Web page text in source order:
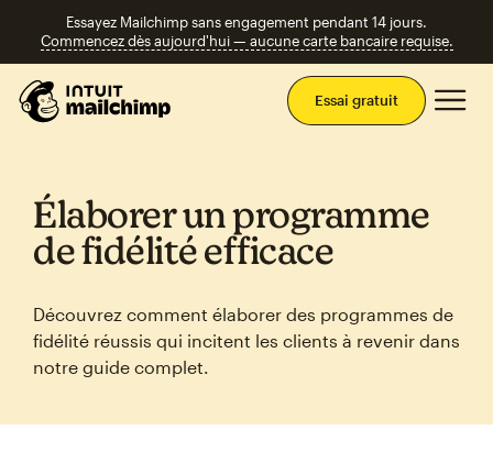
Essayez Mailchimp sans engagement pendant 14 jours.
Commencez dès aujourd'hui — aucune carte bancaire requise.
Essai gratuit
Élaborer un programme
de fidélité efficace
Découvrez comment élaborer des programmes de
fidélité réussis qui incitent les clients à revenir dans
notre guide complet.